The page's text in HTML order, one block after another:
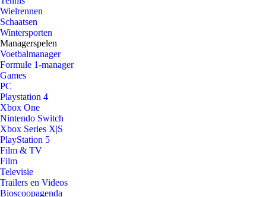
Wielrennen
Schaatsen
Wintersporten
Managerspelen
Voetbalmanager
Formule 1-manager
Games
PC
Playstation 4
Xbox One
Nintendo Switch
Xbox Series X|S
PlayStation 5
Film & TV
Film
Televisie
Trailers en Videos
Bioscoopagenda